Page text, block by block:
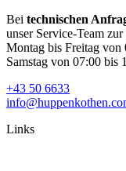
Bei technischen
unser Service-Team
Montag bis Freitag
Samstag von 07:00 bis
+43 50 6633
Links